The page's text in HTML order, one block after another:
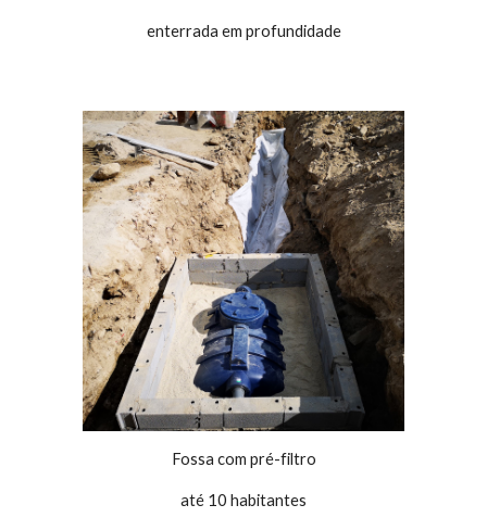
enterrada em profundidade
Fossa com pré-filtro
até 10 habitantes